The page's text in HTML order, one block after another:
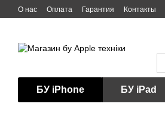
Перейти к основному контенту
О нас Оплата Гарантия Контакты
БУ iPhone БУ iPad